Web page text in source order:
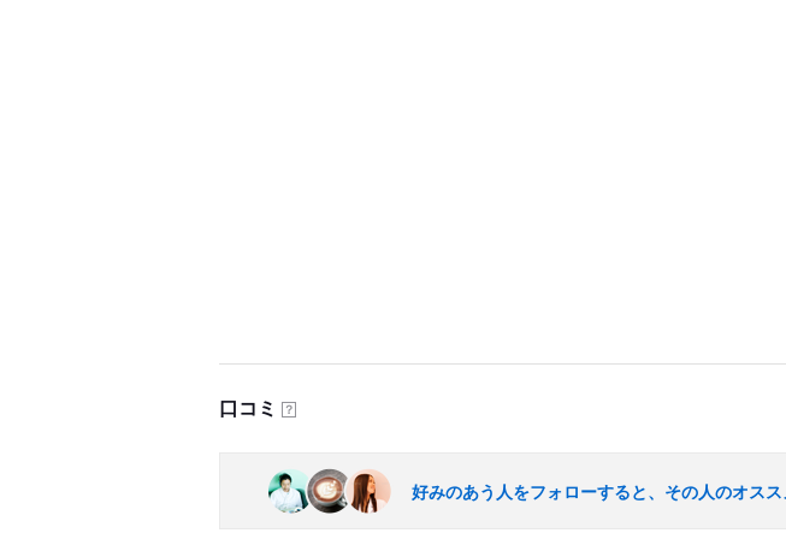
口コミ ？
好みのあう人をフォローすると、その人のオスス